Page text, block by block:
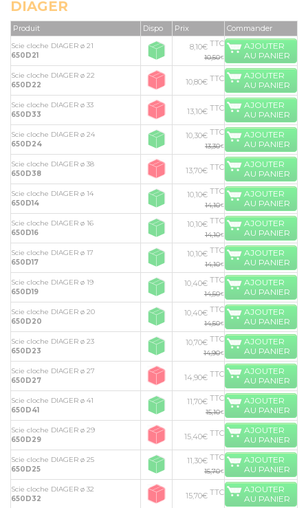
DIAGER
Produit Dispo Prix Commander
Scie cloche DIAGER ø 21
650D21
8,10€ TTC
10,50€
AJOUTER
AU PANIER
Scie cloche DIAGER ø 22
650D22
10,80€ TTC
AJOUTER
AU PANIER
Scie cloche DIAGER ø 33
650D33
13,10€ TTC
AJOUTER
AU PANIER
Scie cloche DIAGER ø 24
650D24
10,30€ TTC
13,30€
AJOUTER
AU PANIER
Scie cloche DIAGER ø 38
650D38
13,70€ TTC
AJOUTER
AU PANIER
Scie cloche DIAGER ø 14
650D14
10,10€ TTC
14,10€
AJOUTER
AU PANIER
Scie cloche DIAGER ø 16
650D16
10,10€ TTC
14,10€
AJOUTER
AU PANIER
Scie cloche DIAGER ø 17
650D17
10,10€ TTC
14,10€
AJOUTER
AU PANIER
Scie cloche DIAGER ø 19
650D19
10,40€ TTC
14,50€
AJOUTER
AU PANIER
Scie cloche DIAGER ø 20
650D20
10,40€ TTC
14,50€
AJOUTER
AU PANIER
Scie cloche DIAGER ø 23
650D23
10,70€ TTC
14,90€
AJOUTER
AU PANIER
Scie cloche DIAGER ø 27
650D27
14,90€ TTC
AJOUTER
AU PANIER
Scie cloche DIAGER ø 41
650D41
11,70€ TTC
15,10€
AJOUTER
AU PANIER
Scie cloche DIAGER ø 29
650D29
15,40€ TTC
AJOUTER
AU PANIER
Scie cloche DIAGER ø 25
650D25
11,30€ TTC
15,70€
AJOUTER
AU PANIER
Scie cloche DIAGER ø 32
650D32
15,70€ TTC
AJOUTER
AU PANIER